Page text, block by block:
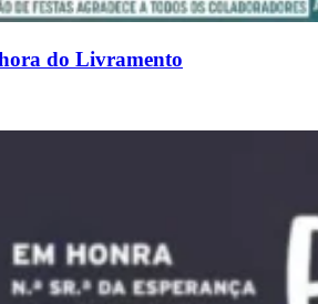
do Livramento